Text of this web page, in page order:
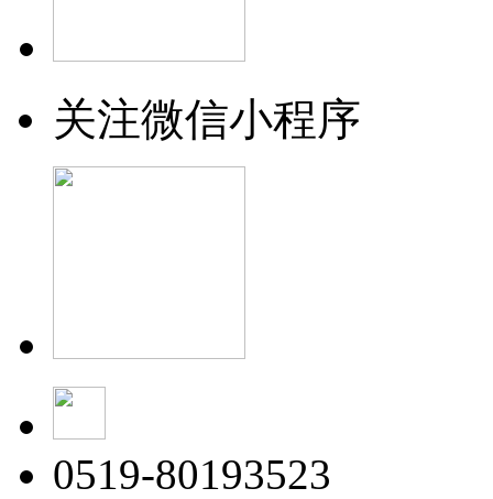
关注微信小程序
0519-80193523